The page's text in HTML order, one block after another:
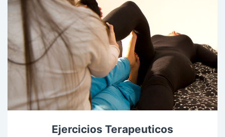
Ejercicios Terapeuticos